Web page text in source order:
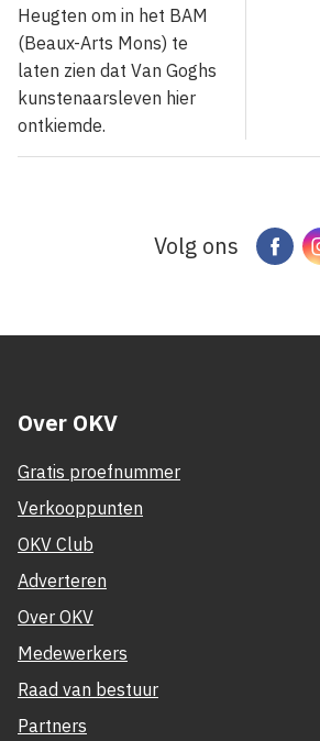
Heugten om in het BAM
(Beaux-Arts Mons) te
laten zien dat Van Goghs
kunstenaarsleven hier
ontkiemde.
Volg ons
Over OKV
Gratis proefnummer
Verkooppunten
OKV Club
Adverteren
Over OKV
Medewerkers
Raad van bestuur
Partners